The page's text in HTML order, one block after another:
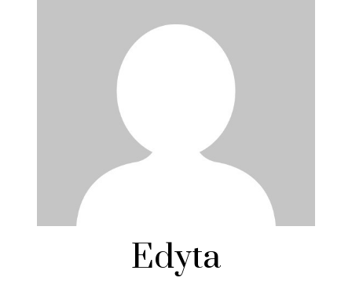
Edyta